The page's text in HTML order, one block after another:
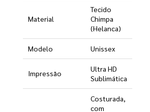
Material
Tecido
Chimpa
(Helanca)
Modelo Unissex
Impressão
Ultra HD
Sublimática
Costurada,
com